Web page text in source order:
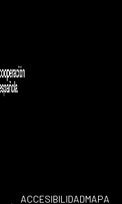
ACCESIBILIDADMAPA